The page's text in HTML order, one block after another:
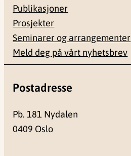
Publikasjoner
Prosjekter
Seminarer og arrangementer
Meld deg på vårt nyhetsbrev
Postadresse
Pb. 181 Nydalen
0409 Oslo